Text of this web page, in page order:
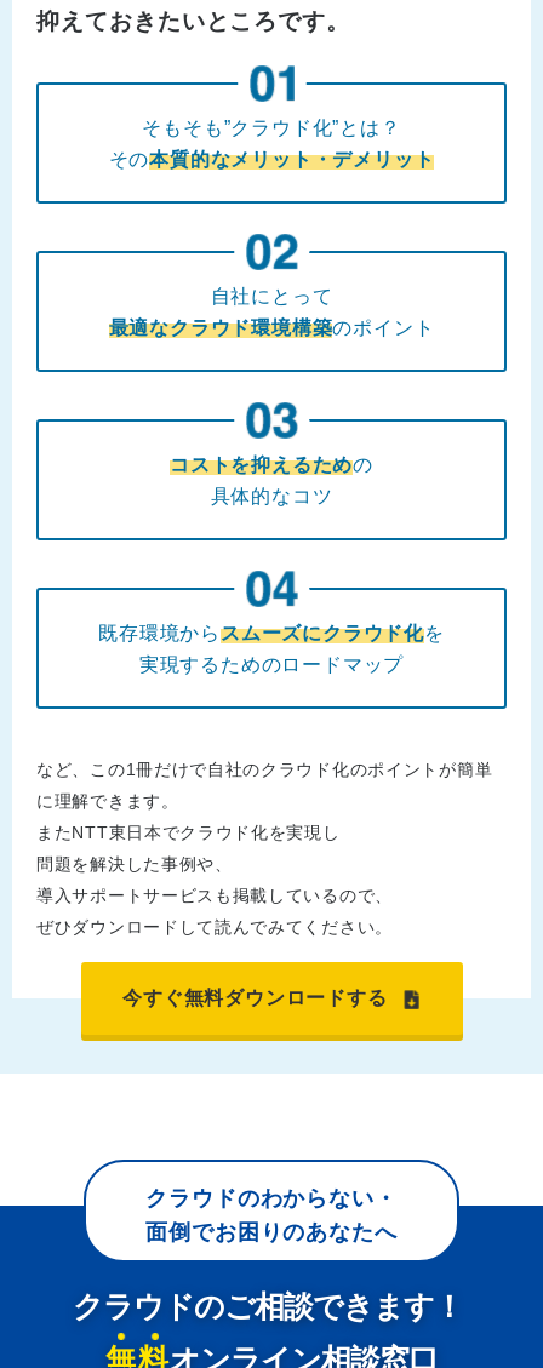
抑えておきたいところです。
そもそも”クラウド化”とは？
その本質的なメリット・デメリット
自社にとって
最適なクラウド環境構築のポイント
コストを抑えるための
具体的なコツ
既存環境からスムーズにクラウド化を
実現するためのロードマップ
など、この1冊だけで自社のクラウド化のポイントが簡単
に理解できます。
またNTT東日本でクラウド化を実現し
問題を解決した事例や、
導入サポートサービスも掲載しているので、
ぜひダウンロードして読んでみてください。
今すぐ無料ダウンロードする
クラウドのわからない・
面倒でお困りのあなたへ
クラウドのご相談できます！
無料オンライン相談窓口